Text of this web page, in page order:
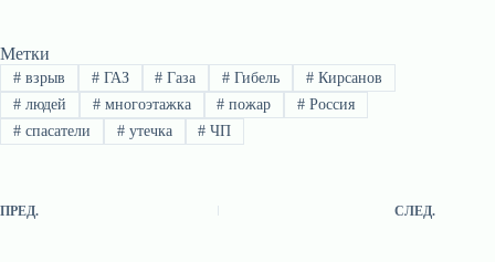
Метки
#взрыв #ГАЗ # Газа # Гибель # Кирсанов
#людей #многоэтажка # пожар # Россия
#спасатели #утечка # ЧП
ПРЕД. СЛЕД.